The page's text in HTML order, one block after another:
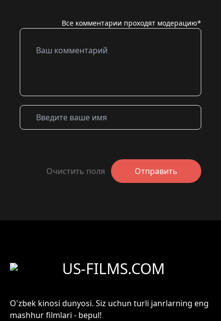
Все комментарии проходят модерацию*
Очистить поля Отправить
US-FILMS.COM
O'zbek kinosi dunyosi. Siz uchun turli janrlarning eng
mashhur filmlari - bepul!